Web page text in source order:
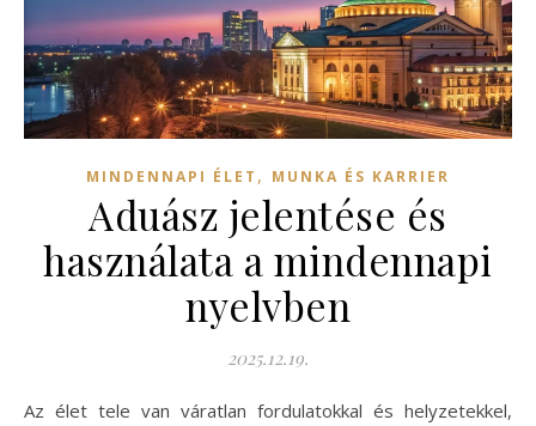
MINDENNAPI ÉLET , MUNKA ÉS KARRIER
Aduász jelentése és
használata a mindennapi
nyelvben
2025.12.19.
Az élet tele van váratlan fordulatokkal és helyzetekkel,